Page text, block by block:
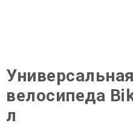
велосипеда
л